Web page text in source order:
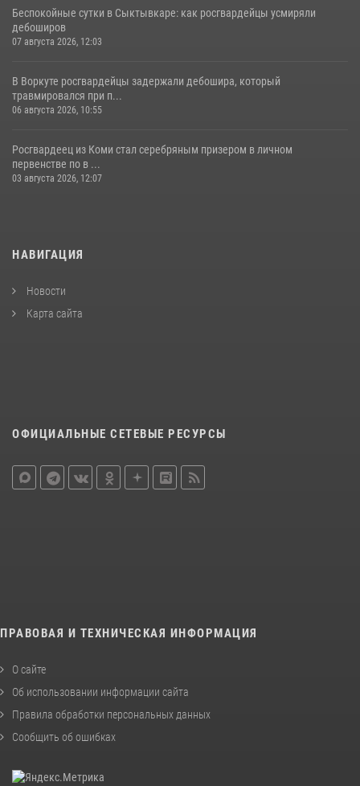
Беспокойные сутки в Сыктывкаре: как росгвардейцы усмиряли
дебоширов
07 августа 2026, 12:03
В Воркуте росгвардейцы задержали дебошира, который
травмировался при п...
06 августа 2026, 10:55
Росгвардеец из Коми стал серебряным призером в личном
первенстве по в ...
03 августа 2026, 12:07
НАВИГАЦИЯ
Новости
Карта сайта
ОФИЦИАЛЬНЫЕ СЕТЕВЫЕ РЕСУРСЫ
ПРАВОВАЯ И ТЕХНИЧЕСКАЯ ИНФОРМАЦИЯ
О сайте
Об использовании информации сайта
Правила обработки персональных данных
Сообщить об ошибках